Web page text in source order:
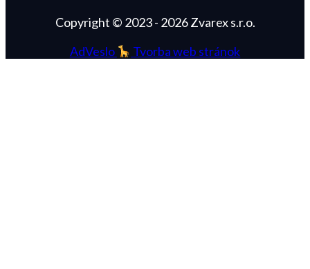
Copyright © 2023 - 2026 Zvarex s.r.o.
AdVeslo
Tvorba web stránok